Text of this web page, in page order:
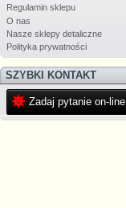
Regulamin sklepu
O nas
Nasze sklepy detaliczne
Polityka prywatności
SZYBKI KONTAKT
Zadaj pytanie on-line